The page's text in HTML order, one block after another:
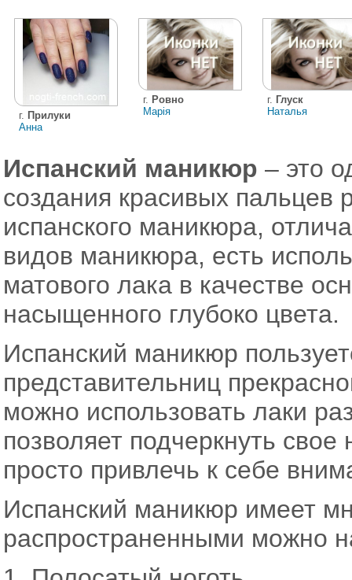
г. Прилуки
Анна
г. Ровно
Марія
г. Глуск
Наталья
Испанский маникюр – это
создания красивых пальцев
испанского маникюра,
видов маникюра, есть
матового лака в качестве
насыщенного глубоко цвета.
Испанский маникюр
представительниц
можно использовать лаки
позволяет подчеркнуть
просто привлечь к себе
Испанский маникюр имеет
распространенными можно